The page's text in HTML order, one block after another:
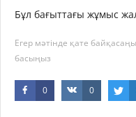
Бұл бағыттағы жұмыс
Егер мәтінде қате
басыңыз
0 0